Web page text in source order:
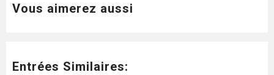
Vous aimerez aussi
Entrées Similaires: